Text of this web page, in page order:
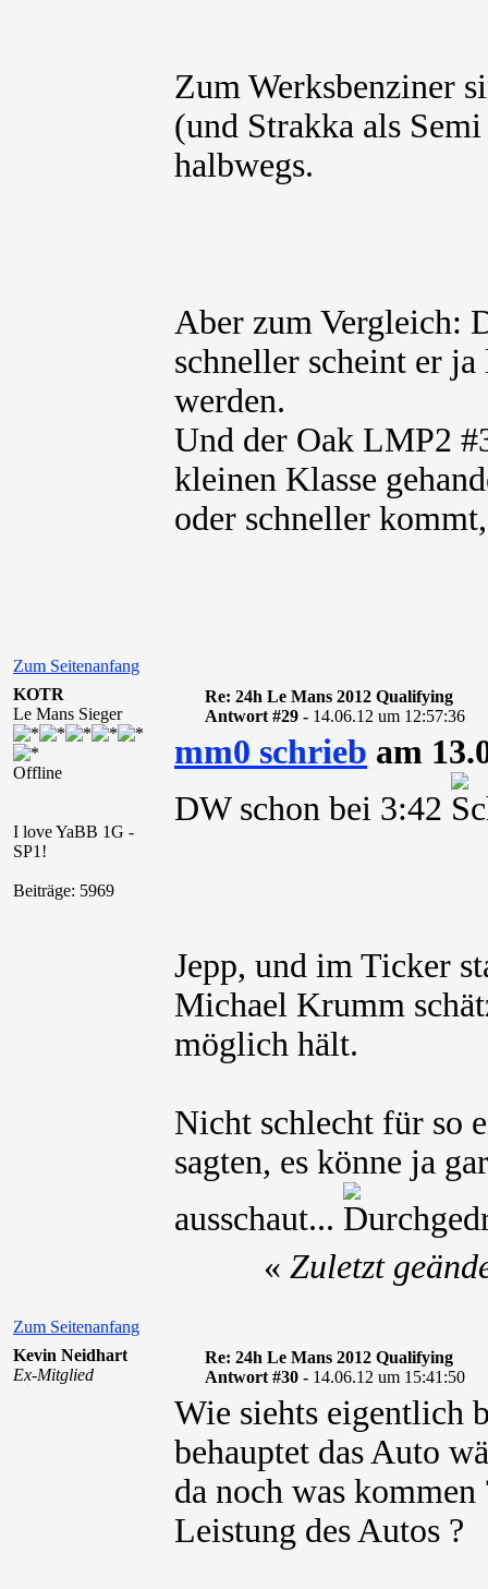
Zum Werksbenziner
(und Strakka als
halbwegs.
Aber zum Vergleich:
schneller scheint er
werden.
Und der Oak LMP2
kleinen Klasse
oder schneller
Zum Seitenanfang
KOTR
Le Mans Sieger
Offline
I love YaBB 1G -
SP1!
Beiträge: 5969
Re: 24h Le Mans 2012 Qualifying
Antwort #29 - 14.06.12 um 12:57:36
mm0 schrieb am
DW schon bei 3:42
Jepp, und im Ticker
Michael Krumm
möglich hält.
Nicht schlecht für so
sagten, es könne ja
ausschaut...
Zum Seitenanfang
« Zuletzt
Kevin Neidhart
Ex-Mitglied
Re: 24h Le Mans 2012 Qualifying
Antwort #30 - 14.06.12 um 15:41:50
Wie siehts eigentlich
behauptet das Auto
da noch was
Leistung des Autos ?